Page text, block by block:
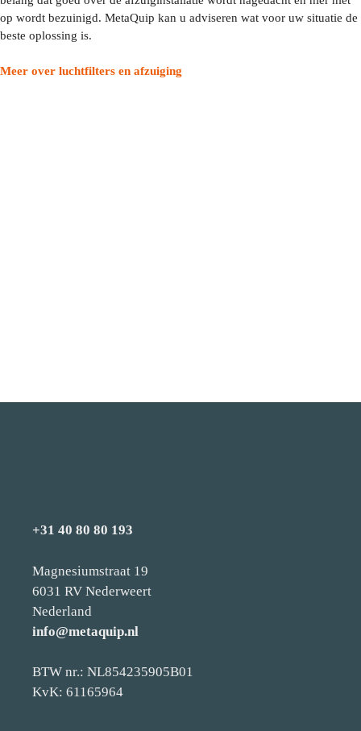
op wordt bezuinigd. MetaQuip kan u adviseren wat voor uw situatie de
beste oplossing is.
Meer over luchtfilters en afzuiging
+31 40 80 80 193
Magnesiumstraat 19
6031 RV Nederweert
Nederland
info@metaquip.nl
BTW nr.: NL854235905B01
KvK: 61165964